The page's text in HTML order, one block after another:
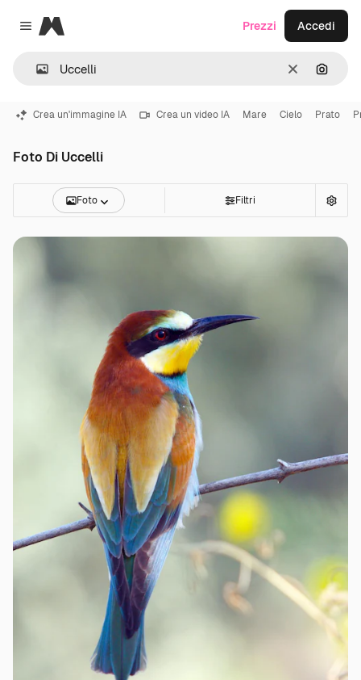
Close menu
Magnific
CancellaCerca
Prezzi Accedi
Crea un'immagine IA Crea un video IA Mare Cielo Prato
Foto Di Uccelli
Foto Filtri